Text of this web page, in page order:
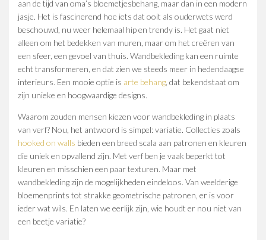
aan de tijd van oma’s bloemetjesbehang, maar dan in een modern
jasje. Het is fascinerend hoe iets dat ooit als ouderwets werd
beschouwd, nu weer helemaal hip en trendy is. Het gaat niet
alleen om het bedekken van muren, maar om het creëren van
een sfeer, een gevoel van thuis. Wandbekleding kan een ruimte
echt transformeren, en dat zien we steeds meer in hedendaagse
interieurs. Een mooie optie is arte behang , dat bekendstaat om
zijn unieke en hoogwaardige designs.
Waarom zouden mensen kiezen voor wandbekleding in plaats
van verf? Nou, het antwoord is simpel: variatie. Collecties zoals
hooked on walls bieden een breed scala aan patronen en kleuren
die uniek en opvallend zijn. Met verf ben je vaak beperkt tot
kleuren en misschien een paar texturen. Maar met
wandbekleding zijn de mogelijkheden eindeloos. Van weelderige
bloemenprints tot strakke geometrische patronen, er is voor
ieder wat wils. En laten we eerlijk zijn, wie houdt er nou niet van
een beetje variatie?